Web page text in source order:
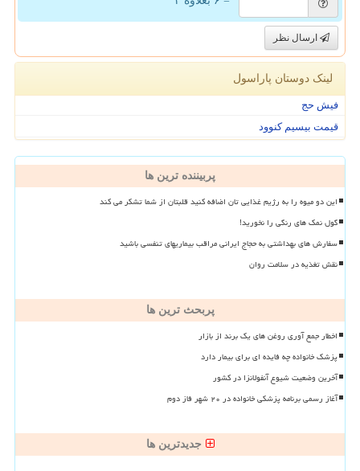
ارسال نظر
لینک دوستان پاراسول
فیش حج
قیمت بیسیم کنوود
پربیننده ترین ها
این دو میوه را به رژیم غذایی تان اضافه کنید قلبتان از شما تشکر می کند
گول نمک های رنگی را نخورید!
سفارش های بهداشتی به حجاج ایرانی مراقب بیماریهای تنفسی باشید
نقش تغذیه در سلامت روان
پربحث ترین ها
اخطار جمع آوری روغن های یک برند از بازار
پزشک خانواده چه فایده ای برای بیمار دارد
آخرین وضعیت شیوع آنفولانزا در کشور
آغاز رسمی برنامه پزشکی خانواده در ۲۰ شهر فاز دوم
جدیدترین ها